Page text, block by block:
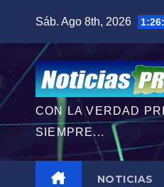
contenido
Sáb. Ago 8th, 2026
CON LA VERDAD
SIEMPRE...
NOTICIAS